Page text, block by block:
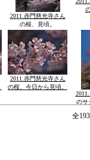
2011.赤門慈光寺さん
の桜、見頃。
2011.赤門慈光寺さん
の桜、今日から見頃。
のサ
全